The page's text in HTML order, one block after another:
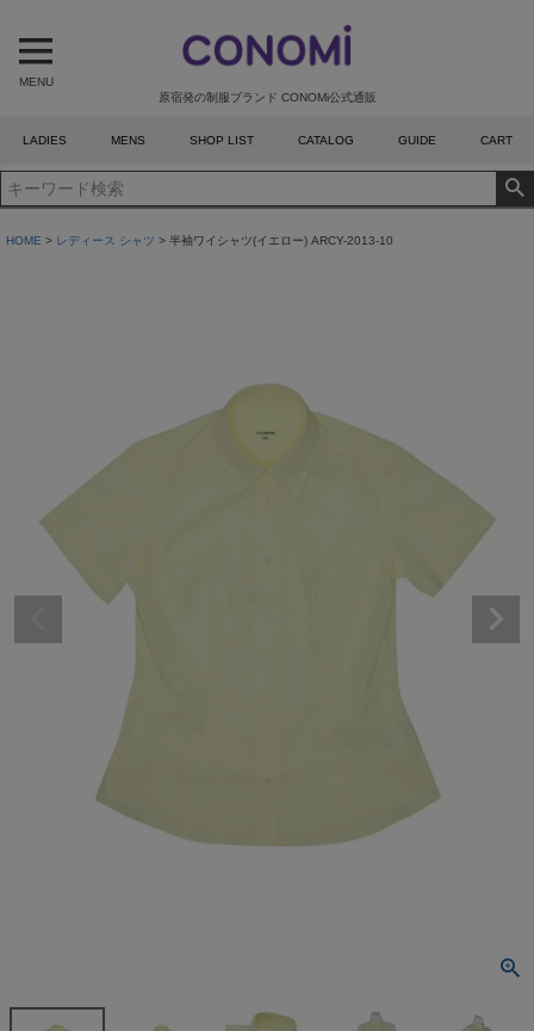
原宿発の制服ブランド CONOMi公式通販
MENU
LADIES MENS SHOP LIST CATALOG GUIDE CART
HOME レディース シャツ 半袖ワイシャツ(イエロー) ARCY-2013-10